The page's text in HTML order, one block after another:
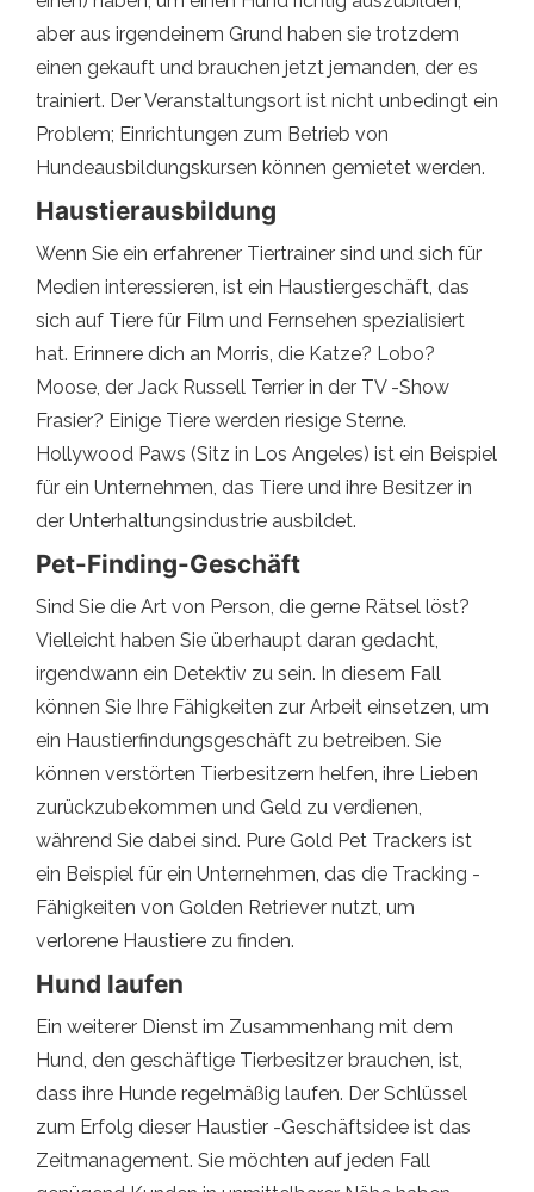
aber aus irgendeinem Grund haben sie trotzdem
einen gekauft und brauchen jetzt jemanden, der es
trainiert. Der Veranstaltungsort ist nicht unbedingt ein
Problem; Einrichtungen zum Betrieb von
Hundeausbildungskursen können gemietet werden.
Haustierausbildung
Wenn Sie ein erfahrener Tiertrainer sind und sich für
Medien interessieren, ist ein Haustiergeschäft, das
sich auf Tiere für Film und Fernsehen spezialisiert
hat. Erinnere dich an Morris, die Katze? Lobo?
Moose, der Jack Russell Terrier in der TV -Show
Frasier? Einige Tiere werden riesige Sterne.
Hollywood Paws (Sitz in Los Angeles) ist ein Beispiel
für ein Unternehmen, das Tiere und ihre Besitzer in
der Unterhaltungsindustrie ausbildet.
Pet-Finding-Geschäft
Sind Sie die Art von Person, die gerne Rätsel löst?
Vielleicht haben Sie überhaupt daran gedacht,
irgendwann ein Detektiv zu sein. In diesem Fall
können Sie Ihre Fähigkeiten zur Arbeit einsetzen, um
ein Haustierfindungsgeschäft zu betreiben. Sie
können verstörten Tierbesitzern helfen, ihre Lieben
zurückzubekommen und Geld zu verdienen,
während Sie dabei sind. Pure Gold Pet Trackers ist
ein Beispiel für ein Unternehmen, das die Tracking -
Fähigkeiten von Golden Retriever nutzt, um
verlorene Haustiere zu finden.
Hund laufen
Ein weiterer Dienst im Zusammenhang mit dem
Hund, den geschäftige Tierbesitzer brauchen, ist,
dass ihre Hunde regelmäßig laufen. Der Schlüssel
zum Erfolg dieser Haustier -Geschäftsidee ist das
Zeitmanagement. Sie möchten auf jeden Fall